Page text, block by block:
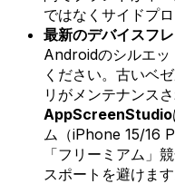
ではなくサイドプ
最新のデバイスフレ
Androidのシルエッ
ください。古いベ
リがメンテナンス
AppScreenStudio
ム（iPhone 15/16
「フリーミアム」
スポートを避けます